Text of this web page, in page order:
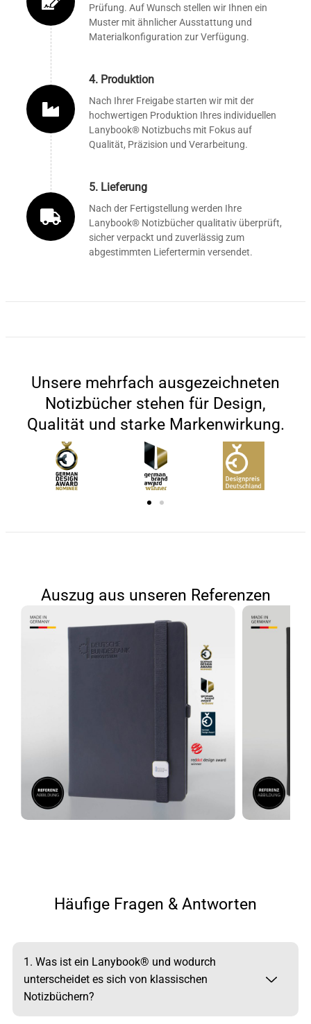
Prüfung. Auf Wunsch stellen wir Ihnen ein
Muster mit ähnlicher Ausstattung und
Materialkonfiguration zur Verfügung.
4. Produktion
Nach Ihrer Freigabe starten wir mit der
hochwertigen Produktion Ihres individuellen
Lanybook® Notizbuchs mit Fokus auf
Qualität, Präzision und Verarbeitung.
5. Lieferung
Nach der Fertigstellung werden Ihre
Lanybook® Notizbücher qualitativ überprüft,
sicher verpackt und zuverlässig zum
abgestimmten Liefertermin versendet.
Unsere mehrfach ausgezeichneten
Notizbücher stehen für Design,
Qualität und starke Markenwirkung.
Auszug aus unseren Referenzen
Häufige Fragen & Antworten
1. Was ist ein Lanybook® und wodurch
unterscheidet es sich von klassischen
Notizbüchern?